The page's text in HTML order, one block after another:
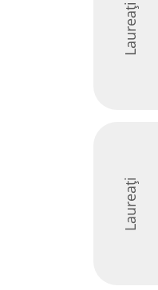
Laureați
Laureați